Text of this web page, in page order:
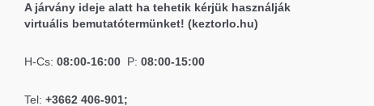
A járvány ideje alatt ha tehetik kérjük használják
virtuális bemutatótermünket! (keztorlo.hu)
H-Cs: 08:00-16:00 P: 08:00-15:00
Tel: +3662 406-901;